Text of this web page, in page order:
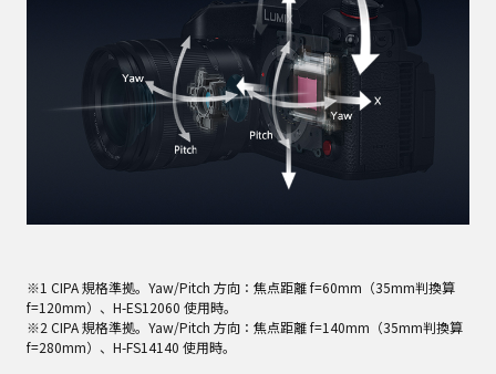
※1 CIPA 規格準拠。Yaw/Pitch 方向：焦点距離 f=60mm（35mm判換算
f=120mm）、H-ES12060 使用時。
※2 CIPA 規格準拠。Yaw/Pitch 方向：焦点距離 f=140mm（35mm判換算
f=280mm）、H-FS14140 使用時。